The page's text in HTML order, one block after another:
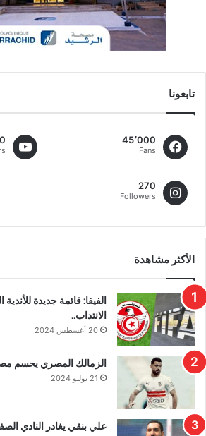
تابعونا
45٬000
Fans
270
Followers
الأكثر مشاهدة
الفيفا: قائمة جديدة
الانتداب..
20 أغسطس 2024
الزمالك المصري يحسم
21 يوليو 2024
علي بنقي يغادر النادي